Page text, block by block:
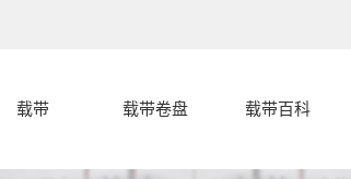
载带 载带卷盘 载带百科